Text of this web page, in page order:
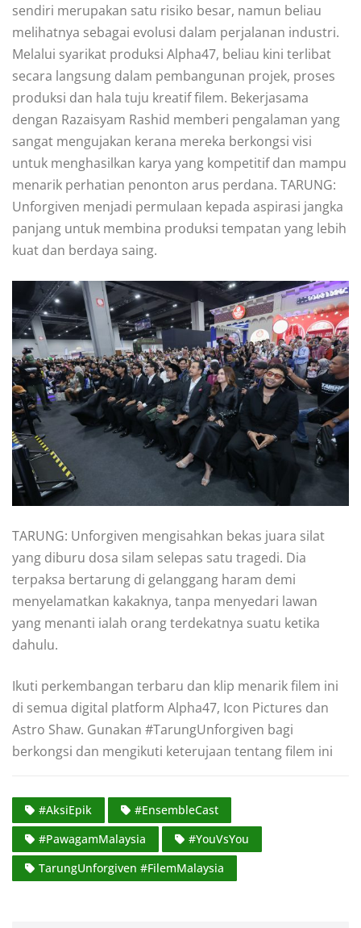
sendiri merupakan satu risiko besar, namun beliau
melihatnya sebagai evolusi dalam perjalanan industri.
Melalui syarikat produksi Alpha47, beliau kini terlibat
secara langsung dalam pembangunan projek, proses
produksi dan hala tuju kreatif filem. Bekerjasama
dengan Razaisyam Rashid memberi pengalaman yang
sangat mengujakan kerana mereka berkongsi visi
untuk menghasilkan karya yang kompetitif dan mampu
menarik perhatian penonton arus perdana. TARUNG:
Unforgiven menjadi permulaan kepada aspirasi jangka
panjang untuk membina produksi tempatan yang lebih
kuat dan berdaya saing.
TARUNG: Unforgiven mengisahkan bekas juara silat
yang diburu dosa silam selepas satu tragedi. Dia
terpaksa bertarung di gelanggang haram demi
menyelamatkan kakaknya, tanpa menyedari lawan
yang menanti ialah orang terdekatnya suatu ketika
dahulu.
Ikuti perkembangan terbaru dan klip menarik filem ini
di semua digital platform Alpha47, Icon Pictures dan
Astro Shaw. Gunakan #TarungUnforgiven bagi
berkongsi dan mengikuti keterujaan tentang filem ini
#AksiEpik
#EnsembleCast
#PawagamMalaysia
#YouVsYou
TarungUnforgiven #FilemMalaysia